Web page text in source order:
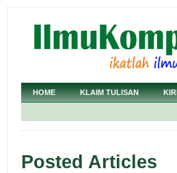
HOME KLAIM TULISAN
Posted Articles